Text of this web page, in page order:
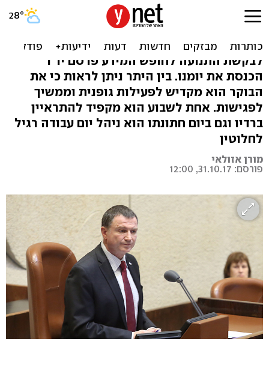
אימון ספורט ושינה בכנסת:
הלו"ז של אדלשטיין נחשף
לבקשת התנועה לחופש המידע פרסם יו"ר
הכנסת את יומנו. בין היתר ניתן לראות כי את
הבוקר הוא מקדיש לפעילות גופנית וממשיך
לפגישות. אחת לשבוע הוא מקפיד להתראיין
ברדיו וגם ביום חתונתו הוא ניהל יום עבודה רגיל
לחלוטין
מורן אזולאי
פורסם: 31.10.17, 12:00